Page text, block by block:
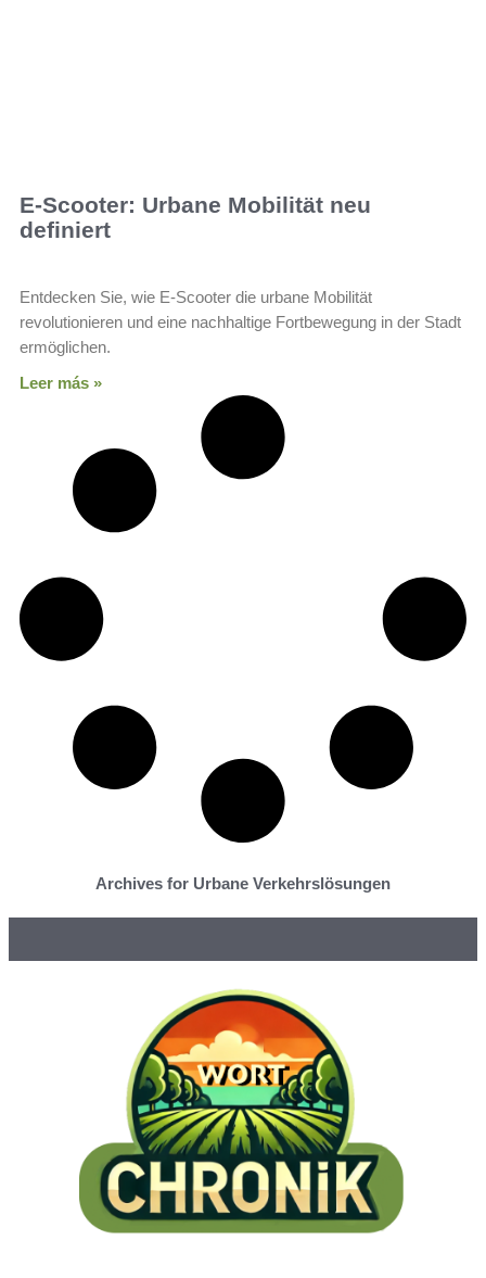
E-Scooter: Urbane Mobilität neu
definiert
Entdecken Sie, wie E-Scooter die urbane Mobilität
revolutionieren und eine nachhaltige Fortbewegung in der Stadt
ermöglichen.
Leer más »
Archives for Urbane Verkehrslösungen